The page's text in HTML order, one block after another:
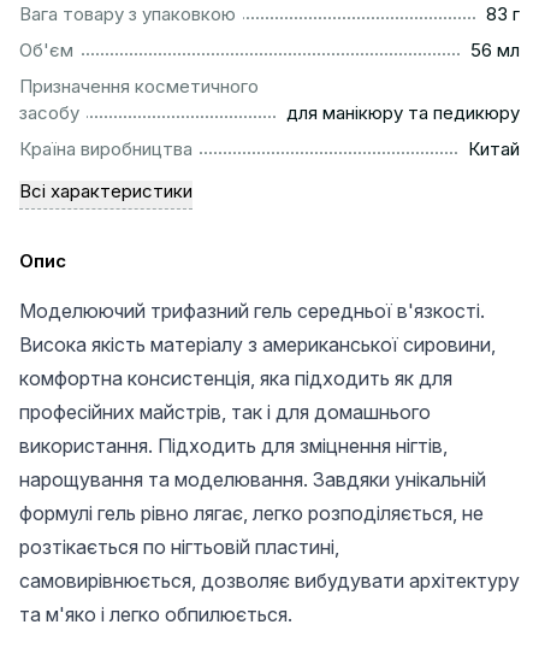
Вага товару з упаковкою
83 г
Об'єм
56 мл
Призначення косметичного
засобу
для манікюру та педикюру
Країна виробництва
Китай
Всі характеристики
Опис
Моделюючий трифазний гель середньої в'язкості.
Висока якість матеріалу з американської сировини,
комфортна консистенція, яка підходить як для
професійних майстрів, так і для домашнього
використання. Підходить для зміцнення нігтів,
нарощування та моделювання. Завдяки унікальній
формулі гель рівно лягає, легко розподіляється, не
розтікається по нігтьовій пластині,
самовирівнюється, дозволяє вибудувати архітектуру
та м'яко і легко обпилюється.